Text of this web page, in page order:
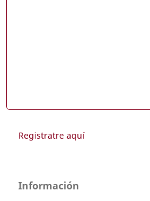
Registratre aquí
Información